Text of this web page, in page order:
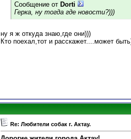
Сообщение от Dorti
Герка, ну тогда где новости?)))
ну я ж откуда знаю,где они)))
Кто поехал,тот и расскажет....может
Re: Любители собак г. Актау.